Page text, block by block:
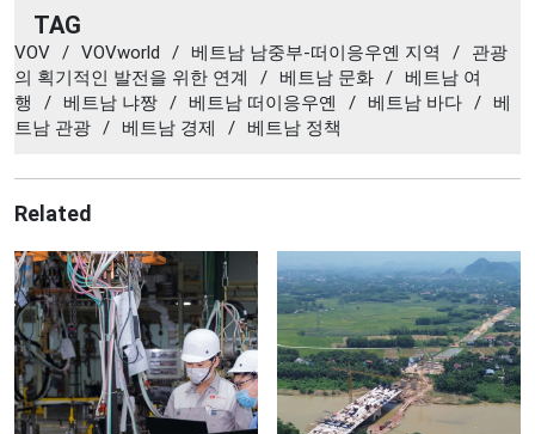
TAG
VOV / VOVworld / 베트남 남중부-떠이응우옌 지역 /
관광
의 획기적인 발전을 위한 연계
/ 베트남 문화 / 베트남 여
행
/ 베트남 냐짱 / 베트남 떠이응우옌 / 베트남 바다 / 베
트남 관광 / 베트남 경제 / 베트남 정책
Related